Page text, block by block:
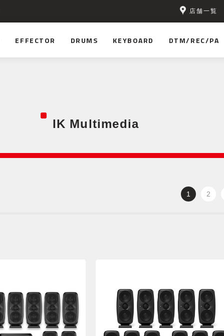
店舗一覧
EFFECTOR DRUMS KEYBOARD DTM/REC/PA
IK Multimedia
1 2